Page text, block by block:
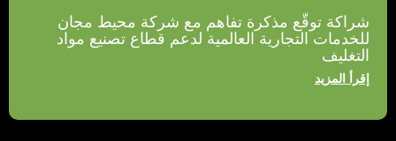
شراكة توقّع مذكرة تفاهم مع شركة محيط مجان
للخدمات التجارية العالمية لدعم قطاع تصنيع مواد
التغليف
إقرأ المزيد